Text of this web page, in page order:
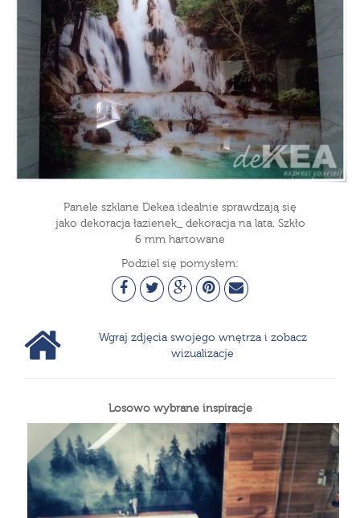
Panele szklane Dekea idealnie sprawdzają się
jako dekoracja łazienek_ dekoracja na lata. Szkło
6 mm hartowane
Podziel się pomysłem:
Wgraj zdjęcia swojego wnętrza i zobacz
wizualizacje
Losowo wybrane inspiracje